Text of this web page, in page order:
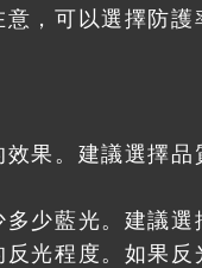
，可以選擇防護
果。建議選擇
少藍光。建議選
光程度。如果